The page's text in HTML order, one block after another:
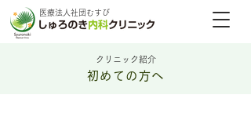
医療法人社団むすび
初めての方へ
クリニック紹介